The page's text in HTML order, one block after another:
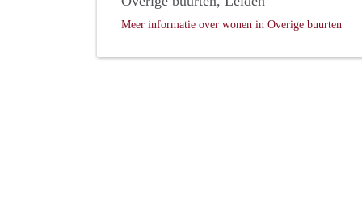
Meer informatie over wonen in Overige buurten